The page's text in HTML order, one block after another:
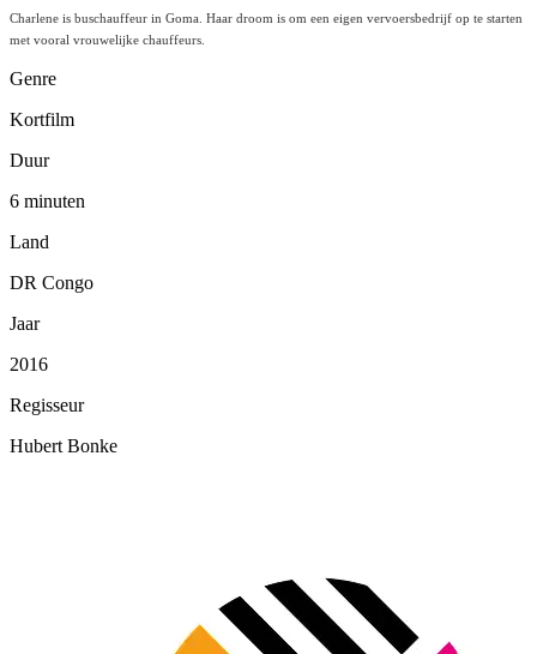
Charlene is buschauffeur in Goma. Haar droom is om een eigen vervoersbedrijf op te starten
met vooral vrouwelijke chauffeurs.
Genre
Kortfilm
Duur
6 minuten
Land
DR Congo
Jaar
2016
Regisseur
Hubert Bonke